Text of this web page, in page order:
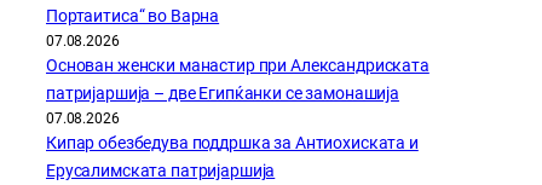
Портаитиса“ во Варна
07.08.2026
Основан женски манастир при Александриската
патријаршија – две Египќанки се замонашија
07.08.2026
Кипар обезбедува поддршка за Антиохиската и
Ерусалимската патријаршија